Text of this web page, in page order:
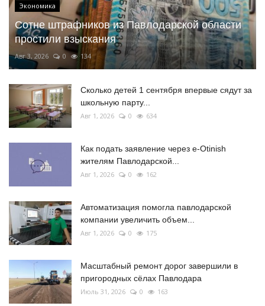
Экономика
Сотне штрафников из Павлодарской области
простили взыскания
Авг 3, 2026 0 134
Сколько детей 1 сентября впервые сядут за
школьную парту...
Авг 1, 2026 0 634
Как подать заявление через e-Otinish
жителям Павлодарской...
Авг 1, 2026 0 162
Автоматизация помогла павлодарской
компании увеличить объем...
Авг 1, 2026 0 175
Масштабный ремонт дорог завершили в
пригородных сёлах Павлодара
Июль 31, 2026 0 163